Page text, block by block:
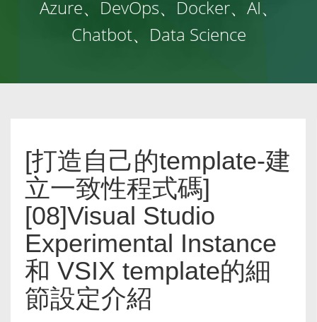
Azure、DevOps、Docker、AI、
Chatbot、Data Science
[打造自己的template-建
立一致性程式碼]
[08]Visual Studio
Experimental Instance
和 VSIX template的細
節設定介紹